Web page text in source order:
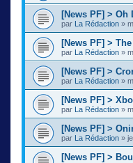
[News PF] > Oh
par La Rédaction »
[News PF] >
par La Rédaction »
[News PF] >
par La Rédaction »
[News PF] >
par La Rédaction »
[News PF] >
par La Rédaction »
[News PF] >